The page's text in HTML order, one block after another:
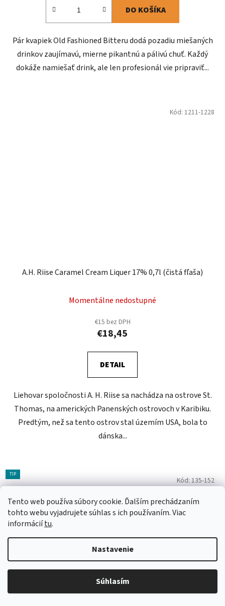
Tento web používa súbory cookie. Ďalším prechádzaním
tohto webu vyjadrujete súhlas s ich používaním. Viac
informáciítu.
Nastavenie
Súhlasím
DO KOŠÍKA
Pár kvapiek Old Fashioned Bitteru dodá pozadiu miešaných
drinkov zaujímavú, mierne pikantnú a pálivú chuť. Každý
dokáže namiešať drink, ale len profesionál vie pripraviť...
A.H. Riise Caramel Cream Liquer 17% 0,7l (čistá fľaša)
Momentálne nedostupné
€15 bez DPH
€18,45
DETAIL
Liehovar spoločnosti A. H. Riise sa nachádza na ostrove St.
Thomas, na amerických Panenských ostrovoch v Karibiku.
Predtým, než sa tento ostrov stal územím USA, bola to
dánska...
Kód: 1211-1228
TIP
Kód:135-152